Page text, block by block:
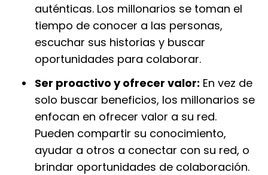
auténticas. Los millonarios se toman el
tiempo de conocer a las personas,
escuchar sus historias y buscar
oportunidades para colaborar.
Ser proactivo y ofrecer valor: En vez de
solo buscar beneficios, los millonarios se
enfocan en ofrecer valor a su red.
Pueden compartir su conocimiento,
ayudar a otros a conectar con su red, o
brindar oportunidades de colaboración.